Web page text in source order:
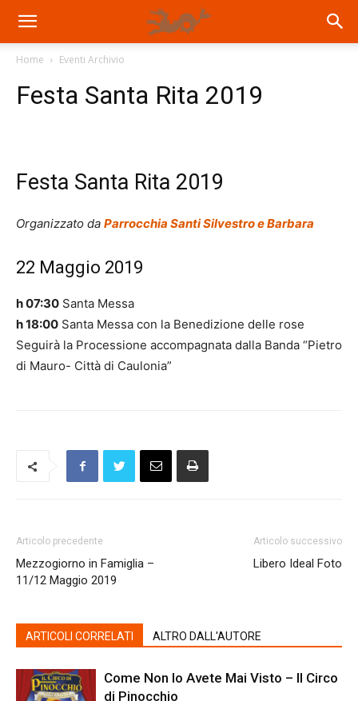
Home Eventi Archivio
Festa Santa Rita 2019
Festa Santa Rita 2019
Organizzato da Parrocchia Santi Silvestro e Barbara
22 Maggio 2019
h 07:30 Santa Messa
h 18:00 Santa Messa con la Benedizione delle rose
Seguirà la Processione accompagnata dalla Banda “Pietro
di Mauro- Città di Caulonia”
Articolo precedente
Mezzogiorno in Famiglia –
11/12 Maggio 2019
Articolo successivo
Libero Ideal Foto
ARTICOLI CORRELATI ALTRO DALL'AUTORE
Come Non lo Avete Mai Visto – Il Circo
di Pinocchio